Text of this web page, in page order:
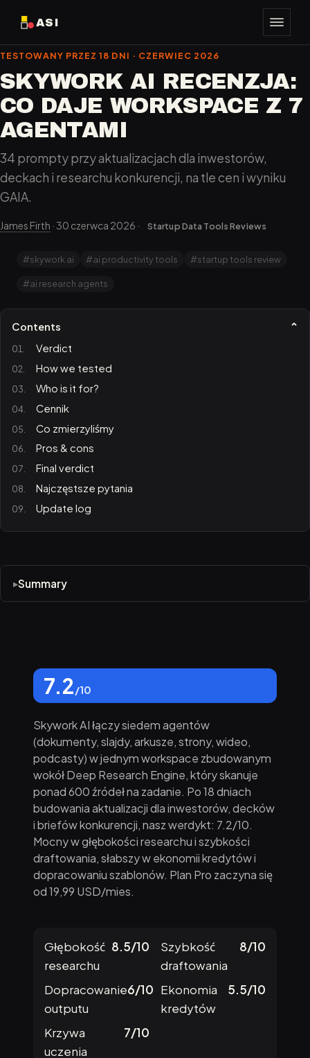
TESTOWANY PRZEZ 18 DNI · CZERWIEC 2026
SKYWORK AI RECENZJA:
CO DAJE WORKSPACE Z 7
AGENTAMI
34 prompty przy aktualizacjach dla inwestorów,
deckach i researchu konkurencji, na tle cen i wyniku
GAIA.
James Firth ·30 czerwca 2026 · Startup Data Tools Reviews
#skywork ai #ai productivity tools #startup tools review
#ai research agents
Summary
Contents
Verdict
How we tested
Who is it for?
Cennik
Co zmierzyliśmy
Pros & cons
Final verdict
Najczęstsze pytania
Update log
7.2/10
Skywork AI łączy siedem agentów
(dokumenty, slajdy, arkusze, strony, wideo,
podcasty) w jednym workspace zbudowanym
wokół Deep Research Engine, który skanuje
ponad 600 źródeł na zadanie. Po 18 dniach
budowania aktualizacji dla inwestorów, decków
i briefów konkurencji, nasz werdykt: 7.2/10.
Mocny w głębokości researchu i szybkości
draftowania, słabszy w ekonomii kredytów i
dopracowaniu szablonów. Plan Pro zaczyna się
od 19,99 USD/mies.
Głębokość
researchu
8.5/10
Szybkość
draftowania
8/10
Dopracowanie
outputu
6/10 Ekonomia
kredytów
5.5/10
Krzywa
uczenia
7/10
ASI